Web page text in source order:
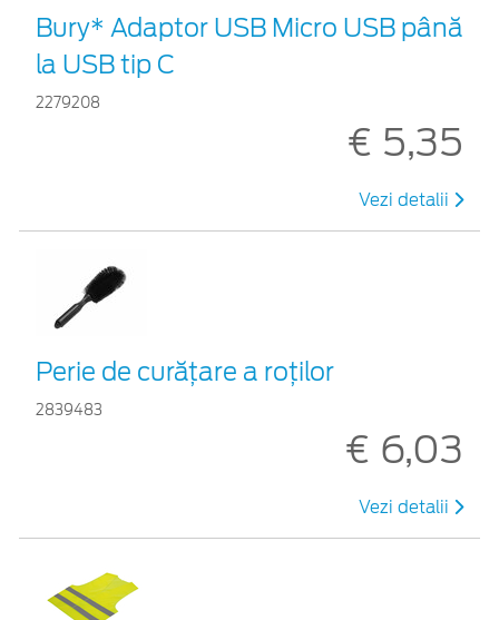
Bury* Adaptor USB Micro USB până
la USB tip C
2279208
€ 5,35
Vezi detalii
Perie de curățare a roților
2839483
€ 6,03
Vezi detalii